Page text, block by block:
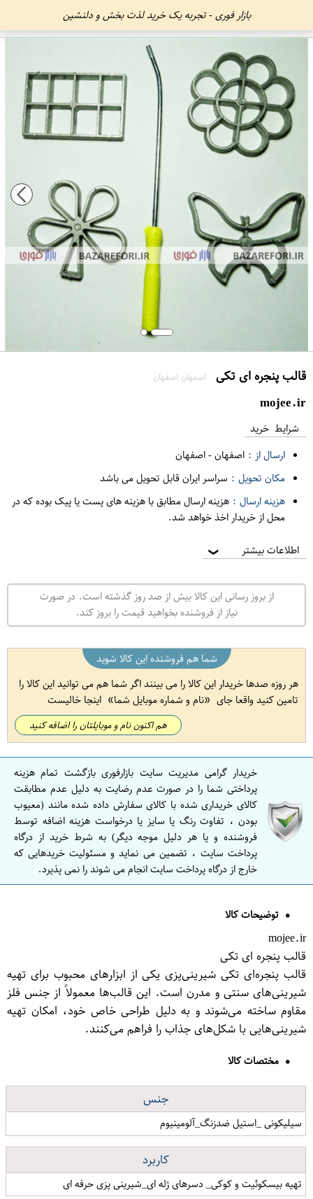
بازار فوری - تجربه یک خرید لذت بخش و دلنشین
قالب پنجره ای تکی اصفهان اصفهان
mojee.ir
شرایط خرید
ارسال از : اصفهان-اصفهان
مکان تحویل : سراسر ایران قابل تحویل می باشد
هزینه ارسال : هزینه ارسال مطابق با هزینه های پست یا پیک بوده که در
محل از خریدار اخذ خواهد شد.
اطلاعات بیشتر ❯
از بروز رسانی این کالا بیش از صد روز گذشته است. در صورت
نیاز از فروشنده بخواهید قیمت را بروز کند.
شما هم فروشنده این کالا شوید
هر روزه صدها خریدار این کالا را می بینند اگر شما هم می توانید این کالا را
تامین کنید واقعا جای
نام و شماره موبایل شما اینجا خالیست
هم اکنون نام و موبایلتان را اضافه کنید
خریدار گرامی مدیریت سایت بازارفوری بازگشت تمام هزینه
پرداختی شما را در صورت عدم رضایت به دلیل عدم مطابقت
کالای خریداری شده با کالای سفارش داده شده مانند (معیوب
بودن ، تفاوت رنگ یا سایز یا درخواست هزینه اضافه توسط
فروشنده و یا هر دلیل موجه دیگر) به شرط خرید از درگاه
پرداخت سایت ، تضمین می نماید و مسئولیت خریدهایی که
خارج از درگاه پرداخت سایت انجام می شوند را نمی پذیرد.
توضیحات کالا
mojee.ir
قالب پنجره ای تکی
قالب پنجره‌ای تکی شیرینی‌پزی یکی از ابزارهای محبوب برای تهیه
شیرینی‌های سنتی و مدرن است. این قالب‌ها معمولاً از جنس فلز
مقاوم ساخته می‌شوند و به دلیل طراحی خاص خود، امکان تهیه
شیرینی‌هایی با شکل‌های جذاب را فراهم می‌کنند.
مختصات کالا
جنس
سیلیکونی _استیل ضدزنگ_آلومینیوم
کاربرد
تهیه بیسکوئیت و کوکی_ دسرهای ژله ای_شیرینی پزی حرفه ای